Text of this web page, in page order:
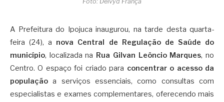
A Prefeitura do Ipojuca inaugurou, na tarde desta quarta-
feira (24), a nova Central de Regulação de Saúde do
município, localizada na Rua Gilvan Leôncio Marques, no
Centro. O espaço foi criado para concentrar o acesso da
população a serviços essenciais, como consultas com
especialistas e exames complementares, oferecendo mais